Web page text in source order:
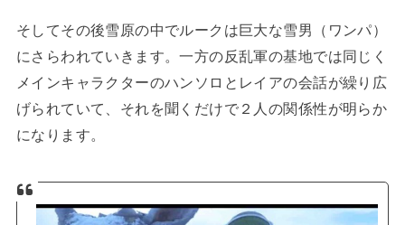
そしてその後雪原の中でルークは巨大な雪男（ワンパ）
にさらわれていきます。一方の反乱軍の基地では同じく
メインキャラクターのハンソロとレイアの会話が繰り広
げられていて、それを聞くだけで２人の関係性が明らか
になります。